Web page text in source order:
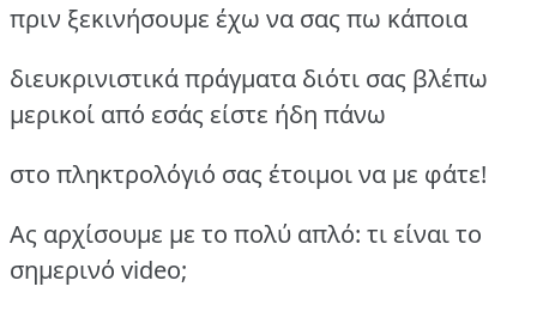
πριν ξεκινήσουμε έχω να σας πω κάποια
διευκρινιστικά πράγματα διότι σας βλέπω
μερικοί από εσάς είστε ήδη πάνω
στο πληκτρολόγιό σας έτοιμοι να με φάτε!
Ας αρχίσουμε με το πολύ απλό: τι είναι το
σημερινό video;